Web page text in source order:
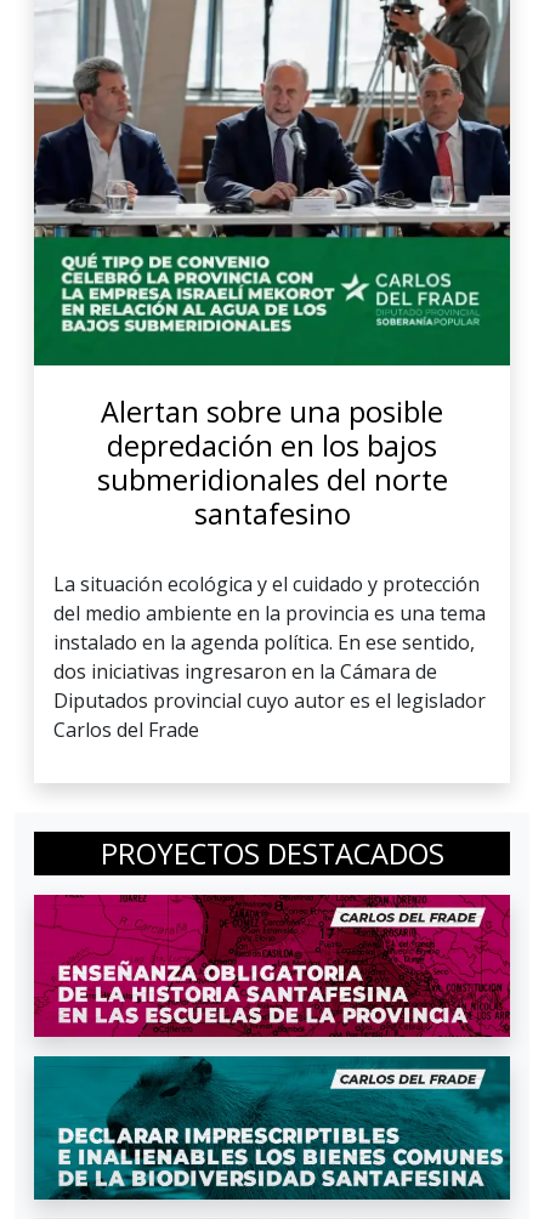
Alertan sobre una posible
depredación en los bajos
submeridionales del norte
santafesino
La situación ecológica y el cuidado y protección
del medio ambiente en la provincia es una tema
instalado en la agenda política. En ese sentido,
dos iniciativas ingresaron en la Cámara de
Diputados provincial cuyo autor es el legislador
Carlos del Frade
PROYECTOS DESTACADOS